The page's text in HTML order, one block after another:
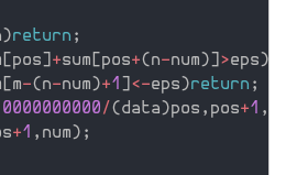
)return ;
[pos] +sum [pos+(n-num)] >eps)
[m-(n-num)+1 ] <-eps)return ;
/ (data)pos , pos+1 ,
+1 , num) ;